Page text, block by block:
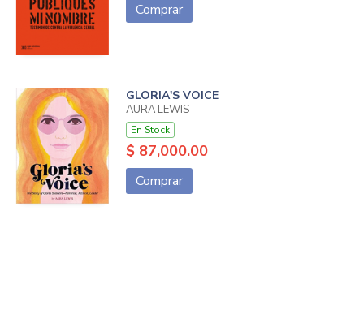
Comprar
GLORIA'S VOICE
AURA LEWIS
En Stock
$ 87,000.00
Comprar